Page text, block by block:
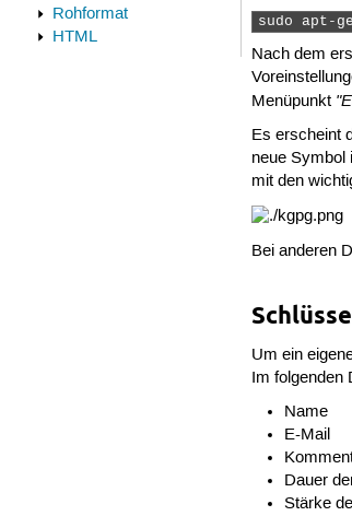
Rohformat
HTML
sudo apt-
Nach dem
Menüpunkt
Es erscheint
neue Symbol
mit den
Bei anderen
Um ein
Im folgenden
Name
E-Mail
Dauer
Stärke